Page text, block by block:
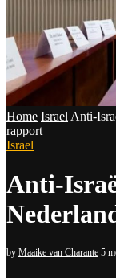
Home Israel Anti-
rapport
Israel
Anti-
by Maaike van Charante 5